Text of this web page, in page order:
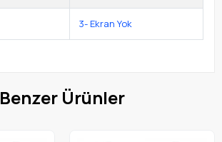
3- Ekran Yok
Benzer Ürünler